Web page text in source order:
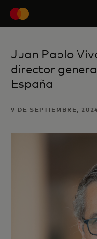
Juan Pablo
director
España
9 DE SEPTIEMBRE, 2024